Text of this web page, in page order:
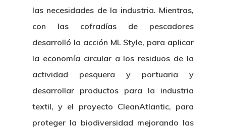
las necesidades de la industria. Mientras,
con las cofradías de pescadores
desarrolló la acción ML Style, para aplicar
la economía circular a los residuos de la
actividad pesquera y portuaria y
desarrollar productos para la industria
textil, y el proyecto CleanAtlantic, para
proteger la biodiversidad mejorando las